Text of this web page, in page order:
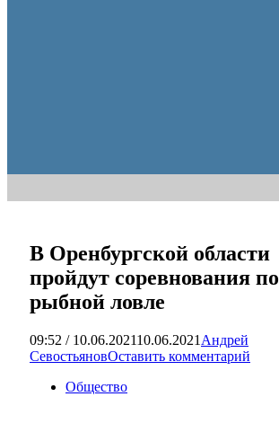
В Оренбургской области
пройдут соревнования по
рыбной ловле
09:52 / 10.06.202110.06.2021 Андрей
СевостьяновОставить комментарий
Общество